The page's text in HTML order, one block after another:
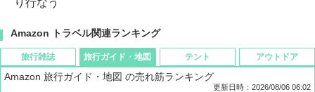
Amazon トラベル関連ランキング
旅行雑誌 旅行ガイド・地図
Amazon 旅行ガイド・地図 の売れ筋ランキング
更新日時：2026/08/06 06:02
テント アウトドア